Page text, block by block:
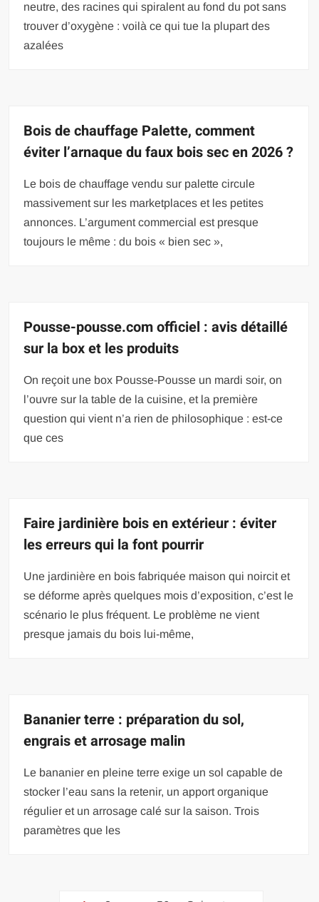
neutre, des racines qui spiralent au fond du pot sans
trouver d’oxygène : voilà ce qui tue la plupart des
azalées
Bois de chauffage Palette, comment
éviter l’arnaque du faux bois sec en 2026 ?
Le bois de chauffage vendu sur palette circule
massivement sur les marketplaces et les petites
annonces. L’argument commercial est presque
toujours le même : du bois « bien sec »,
Pousse-pousse.com officiel : avis détaillé
sur la box et les produits
On reçoit une box Pousse-Pousse un mardi soir, on
l’ouvre sur la table de la cuisine, et la première
question qui vient n’a rien de philosophique : est-ce
que ces
Faire jardinière bois en extérieur : éviter
les erreurs qui la font pourrir
Une jardinière en bois fabriquée maison qui noircit et
se déforme après quelques mois d’exposition, c’est le
scénario le plus fréquent. Le problème ne vient
presque jamais du bois lui-même,
Bananier terre : préparation du sol,
engrais et arrosage malin
Le bananier en pleine terre exige un sol capable de
stocker l’eau sans la retenir, un apport organique
régulier et un arrosage calé sur la saison. Trois
paramètres que les